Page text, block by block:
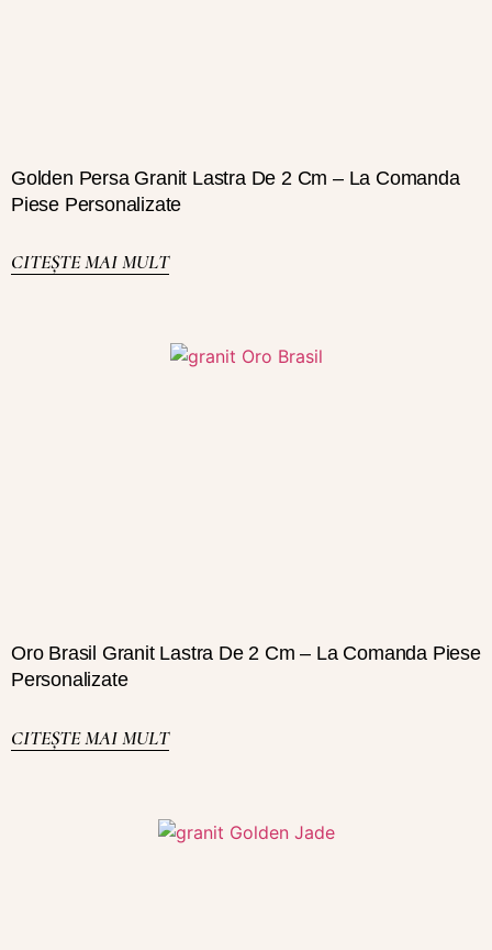
Golden Persa Granit Lastra De 2 Cm – La Comanda
Piese Personalizate
CITEȘTE MAI MULT
Oro Brasil Granit Lastra De 2 Cm – La Comanda Piese
Personalizate
CITEȘTE MAI MULT